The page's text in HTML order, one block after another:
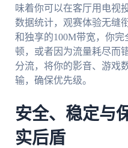
味着你可以在客厅用电视
数据统计，观赛体验无缝
和独享的100M带宽，你
顿，或者因为流量耗尽而
分流，将你的影音、游戏
输，确保优先级。
安全、稳定与
实后盾